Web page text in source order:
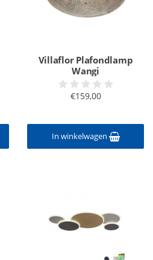
Villaflor Plafondlamp
Wangi
€159,00
In winkelwagen